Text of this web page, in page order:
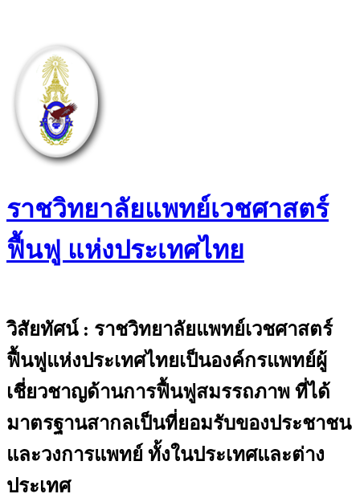
ราชวิทยาลัยแพทย์เวชศาสตร์
ฟื้นฟู แห่งประเทศไทย
วิสัยทัศน์ : ราชวิทยาลัยแพทย์เวชศาสตร์
ฟื้นฟูแห่งประเทศไทยเป็นองค์กรแพทย์ผู้
เชี่ยวชาญด้านการฟื้นฟูสมรรถภาพ ที่ได้
มาตรฐานสากลเป็นที่ยอมรับของประชาชน
และวงการแพทย์ ทั้งในประเทศและต่าง
ประเทศ